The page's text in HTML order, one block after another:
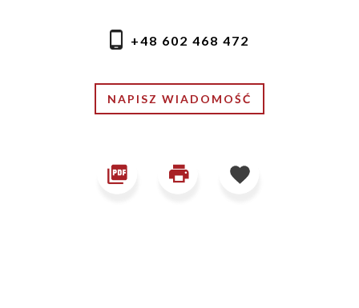
+48 602 468 472
NAPISZ WIADOMOŚĆ